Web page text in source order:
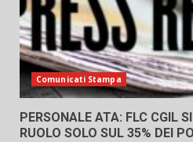
Comunicati Stampa
PERSONALE ATA: FLC CGIL
RUOLO SOLO SUL 35% DEI